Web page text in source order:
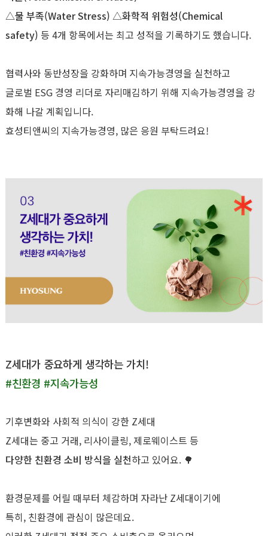
△물 부족(Water Stress) △화학적 위험성(Chemical
safety) 등 4개 항목에서는 최고 성적을 기록하기도 했습니다.
협력사와 동반성장을 강화하며 지속가능경영을 실천하고
글로벌 ESG 경영 리더로 자리매김하기 위해 지속가능경영을 강
화해 나갈 계획입니다.
효성티앤씨의 지속가능경영, 많은 응원 부탁드려요!
Z세대가 중요하게 생각하는 가치!
#친환경 #지속가능성
기후변화와 사회적 의식이 강한 Z세대
Z세대는 중고 거래, 리사이클링, 제로웨이스트 등
다양한 친환경 소비 방식을 실천하고 있어요. 🌳
환경문제를 어릴 때부터 체감하며 자라난 Z세대이기에
특히, 친환경에 관심이 많은데요.